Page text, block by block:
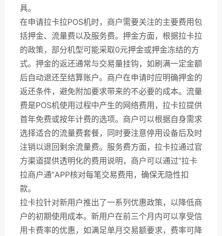
具。
在申请拉卡拉POS机时，商户需要关注的主要费用包
括押金、流量费以及服务费。押金方面，根据拉卡拉
的政策，部分机型可能采取0元押金或押金冻结的方
式。押金的返还通常与交易量挂钩，如刷满一定金额
后自动退还至结算账户。商户在申请时应明确押金的
返还条件，避免附加要求带来的不必要的成本。流量
费是POS机使用过程中产生的网络费用，拉卡拉提供
首年免费或按年计费的选项。商户可以根据自身需求
选择适合的流量费套餐，同时要注意停用设备后及时
注销以退回剩余流量费。服务费方面，拉卡拉通过官
方渠道提供透明化的费用说明，商户可以通过“拉卡
拉商户通”APP核对每笔交易费用，确保无隐性扣
款。
拉卡拉针对新用户推出了一系列优惠政策，以降低商
户的初期使用成本。新用户在前三个月内可以享受信
用卡费率的优惠，如满足单月交易额要求，费率可降